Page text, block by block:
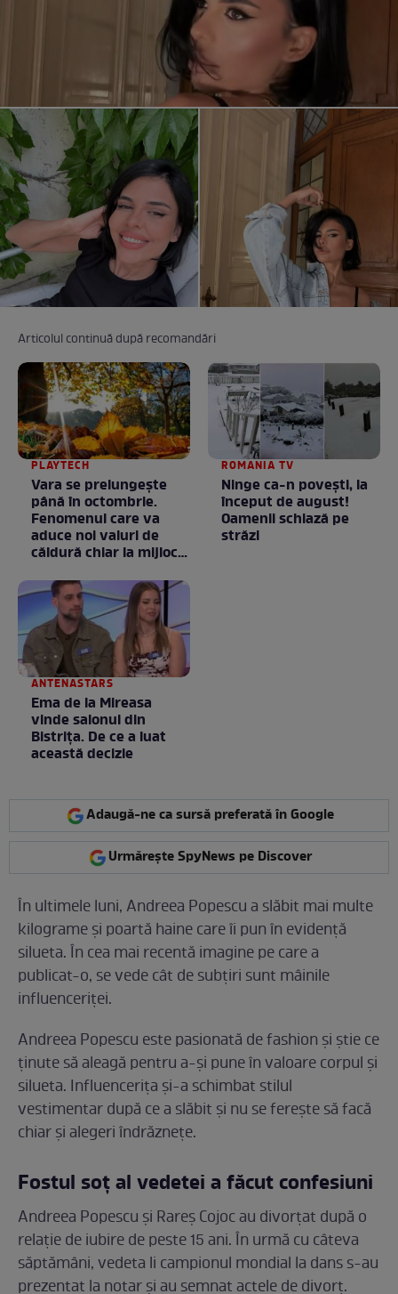
Articolul continuă după recomandări
PLAYTECH
Vara se prelungeşte
până în octombrie.
Fenomenul care va
aduce noi valuri de
căldură chiar la mijlocul
ROMANIA TV
Ninge ca-n povești, la
început de august!
Oamenii schiază pe
străzi
ANTENASTARS
Ema de la Mireasa
vinde salonul din
Bistrița. De ce a luat
această decizie
Adaugă-ne ca sursă preferată în Google
Urmărește SpyNews pe Discover
În ultimele luni, Andreea Popescu a slăbit mai multe
kilograme și poartă haine care îi pun în evidență
silueta. În cea mai recentă imagine pe care a
publicat-o, se vede cât de subțiri sunt mâinile
influenceriței.
Andreea Popescu este pasionată de fashion și știe ce
ținute să aleagă pentru a-și pune în valoare corpul și
silueta. Influencerița și-a schimbat stilul
vestimentar după ce a slăbit și nu se ferește să facă
chiar și alegeri îndrăznețe.
Fostul soț al vedetei a făcut confesiuni
Andreea Popescu și Rareș Cojoc au divorțat după o
relație de iubire de peste 15 ani. În urmă cu câteva
săptămâni, vedeta li campionul mondial la dans s-au
prezentat la notar și au semnat actele de divorț.